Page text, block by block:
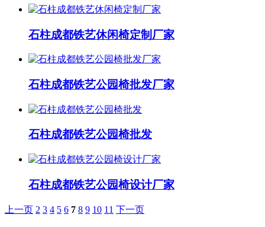
石柱成都铁艺休闲椅定制厂家
石柱成都铁艺公园椅批发厂家
石柱成都铁艺公园椅批发
石柱成都铁艺公园椅设计厂家
上一页 2 3 4 5 6 7 8 9 10 11 下一页